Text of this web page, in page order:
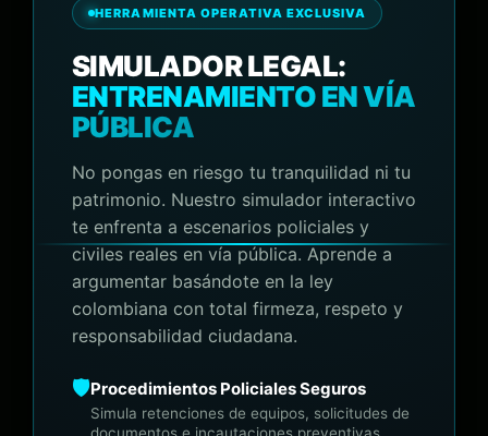
HERRAMIENTA OPERATIVA EXCLUSIVA
SIMULADOR LEGAL:
ENTRENAMIENTO EN VÍA
PÚBLICA
No pongas en riesgo tu tranquilidad ni tu
patrimonio. Nuestro simulador interactivo
te enfrenta a escenarios policiales y
civiles reales en vía pública. Aprende a
argumentar basándote en la ley
colombiana con total firmeza, respeto y
responsabilidad ciudadana.
🛡️Procedimientos Policiales Seguros
Simula retenciones de equipos, solicitudes de